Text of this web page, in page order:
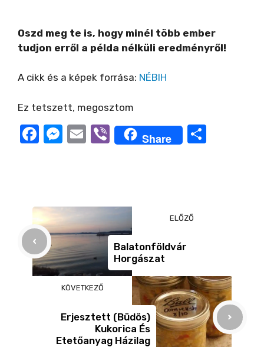
Oszd meg te is, hogy minél több ember
tudjon erről a példa nélküli eredményről!
A cikk és a képek forrása: NÉBIH
Ez tetszett, megosztom
F
b
o
o
k
M
n
g
er
E
Vi
Share
ELŐZŐ
Balatonföldvár
Horgászat
KÖVETKEZŐ
Erjesztett (büdös)
Kukorica És
Etetőanyag Házilag